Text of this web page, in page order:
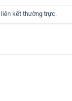
liên kết thường trực.